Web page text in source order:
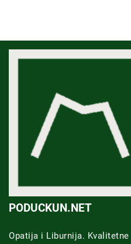
PODUCKUN.NET
Opatija i Liburnija.